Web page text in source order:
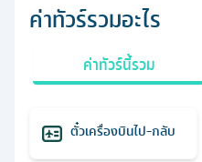
ค่าทัวร์รวมอะไร
ค่าทัวร์นี้รวม
ตั๋วเครื่องบินไป-กลับ